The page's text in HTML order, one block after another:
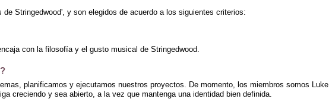
Stringedwood', y son elegidos de acuerdo a los siguientes criterios:
con la filosofía y el gusto musical de Stringedwood.
planificamos y ejecutamos nuestros proyectos. De momento, los miembros somos Luke,
creciendo y sea abierto, a la vez que mantenga una identidad bien definida.